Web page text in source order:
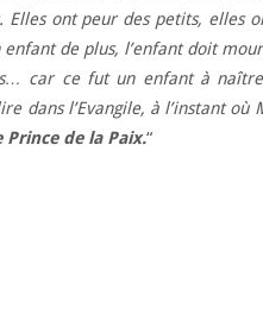
Elles ont peur des petits,
de plus, l’enfant doit
car ce fut un enfant à
dans l’Evangile, à l’instant
de la Paix.“